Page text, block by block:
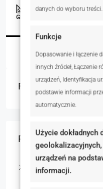
danych do wyboru treści.
Funkcje
Dopasowanie i łączenie
innych źródeł, Łączenie
urządzeń, Identyfikacja
podstawie informacji
automatycznie.
Użycie dokładnych
urządzeń na
informacji.
1886.00 m²
GRUNTY
Dariusz Michalski
Featured Listings
Rodzaj
Nieruchomości